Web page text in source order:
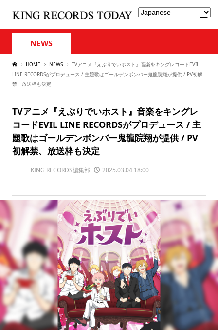
NEWS
HOME NEWS
TVアニメ『えぶりでいホスト』音楽をキングレコードEVIL
LINE RECORDSがプロデュース / 主題歌はゴールデンボンバー鬼龍院翔が提供 / PV初解
禁、放送枠も決定
TVアニメ『えぶりでいホスト』音楽をキングレ
コードEVIL LINE RECORDSがプロデュース / 主
題歌はゴールデンボンバー鬼龍院翔が提供 / PV
初解禁、放送枠も決定
KING RECORDS編集部 2025.03.04 18:00